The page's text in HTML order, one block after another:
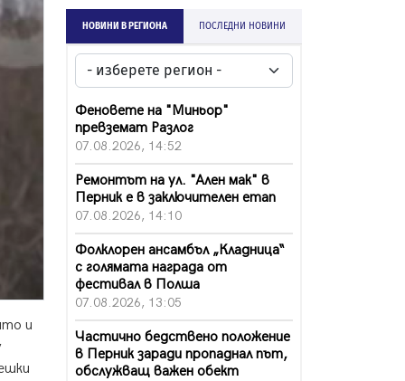
и
НОВИНИ В РЕГИОНА ПОСЛЕДНИ НОВИНИ
Феновете на "Миньор"
превземат Разлог
07.08.2026, 14:52
Ремонтът на ул. "Ален мак" в
Перник е в заключителен етап
07.08.2026, 14:10
Фолклорен ансамбъл „Кладница“
с голямата награда от
фестивал в Полша
07.08.2026, 13:05
Частично бедствено положение
в Перник заради пропаднал път,
обслужващ важен обект